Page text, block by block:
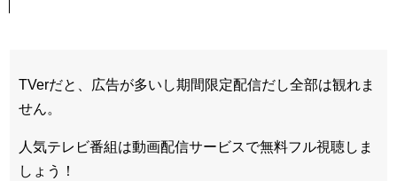
TVerだと、広告が多いし期間限定配信だし全部は観れま
せん。
人気テレビ番組は動画配信サービスで無料フル視聴しま
しょう！